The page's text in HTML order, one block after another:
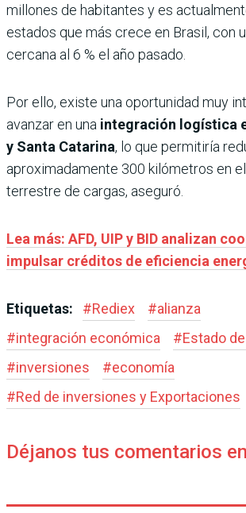
millones de habitantes y es
estados que más crece en Brasil, con
cercana al 6 % el año pasado.
Por ello, existe una oportunidad muy
avanzar en una integración logística
y Santa Catarina, lo que permitiría
aproximadamente 300 kilómetros en
terrestre de cargas, aseguró.
Lea más: AFD, UIP y BID analizan
impulsar créditos de eficiencia
Etiquetas: #Rediex #alianza
#integración económica #Estado
#inversiones #economía
#Red de inversiones y Exportaciones
Déjanos tus comentarios